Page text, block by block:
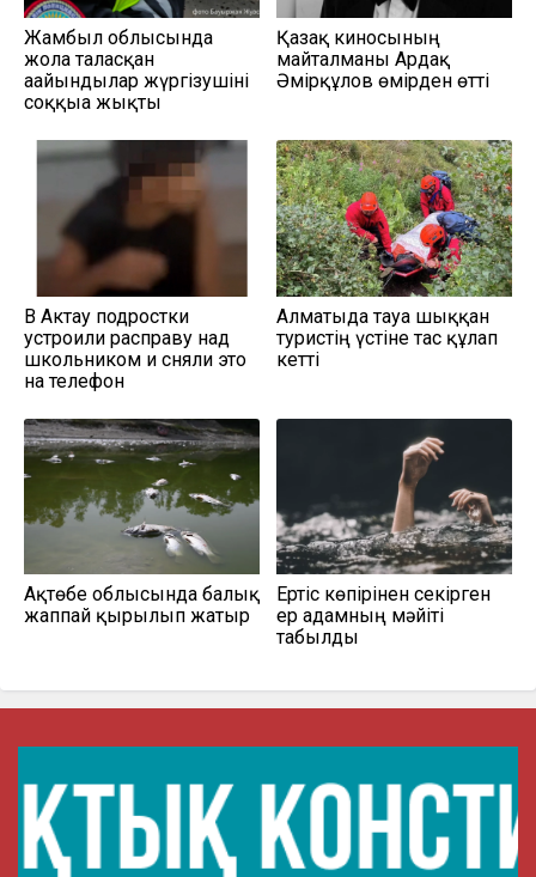
Жамбыл облысында
жолға таласқан
ағайындылар жүргізушіні
соққыға жықты
Қазақ киносының
майталманы Ардақ
Әмірқұлов өмірден өтті
В Актау подростки
устроили расправу над
школьником и сняли это
на телефон
Алматыда тауға шыққан
туристің үстіне тас құлап
кетті
Ақтөбе облысында балық
жаппай қырылып жатыр
Ертіс көпірінен секірген
ер адамның мәйіті
табылды